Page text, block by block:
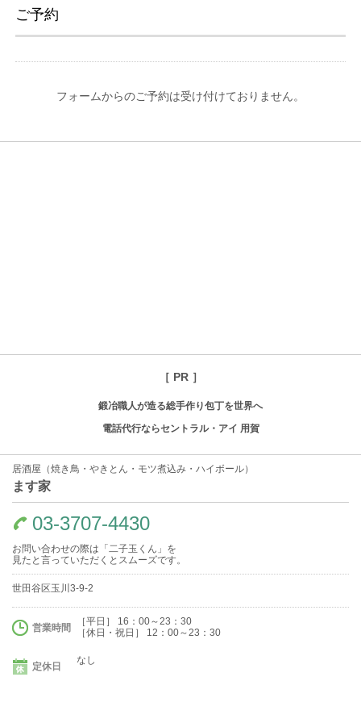
ご予約
フォームからのご予約は受け付けておりません。
［ PR ］
鍛冶職人が造る総手作り包丁を世界へ
電話代行ならセントラル・アイ 用賀
居酒屋（焼き鳥・やきとん・モツ煮込み・ハイボール）
ます家
03-3707-4430
お問い合わせの際は「二子玉くん」を
見たと言っていただくとスムーズです。
世田谷区玉川3-9-2
営業時間
［平日］ 16：00～23：30
［休日・祝日］ 12：00～23：30
定休日
なし